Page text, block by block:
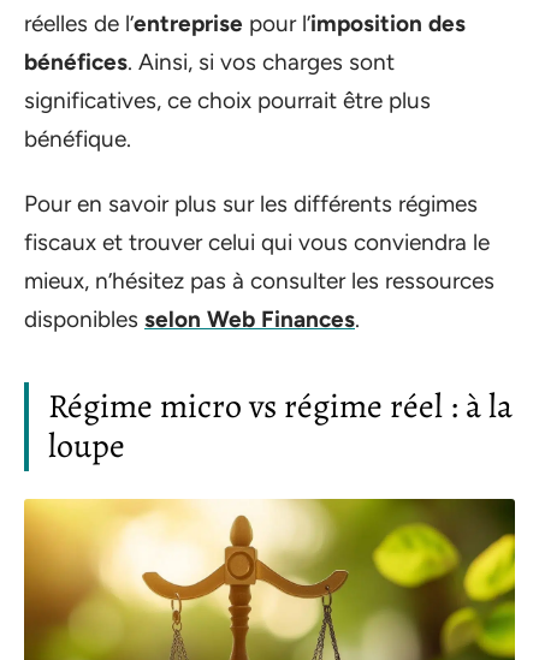
réelles de l’entreprise pour l’imposition des
bénéfices. Ainsi, si vos charges sont
significatives, ce choix pourrait être plus
bénéfique.
Pour en savoir plus sur les différents régimes
fiscaux et trouver celui qui vous conviendra le
mieux, n’hésitez pas à consulter les ressources
disponibles selon Web Finances.
Régime micro vs régime réel : à la
loupe